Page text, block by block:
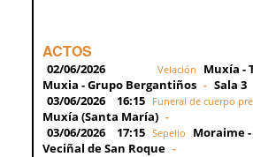
ACTOS
02/06/2026 Velación
Muxía -
Muxia - Grupo Bergantiños - Sala 3
03/06/2026
16:15 Funeral de cuerpo
Muxía (Santa María) -
03/06/2026 17:15 Sepelio
Moraime
Veciñal de San Roque -